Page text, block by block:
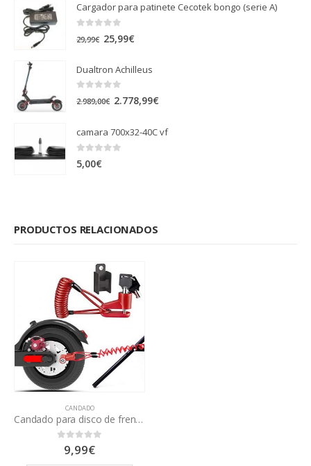
Cargador para patinete Cecotek bongo (serie A)
29,99€ El
original
era:
29,99€.
25,99€
actual
25,99€.
Dualtron Achilleus
out of 5
2.989,00€ El
original
era:
2.778,99€
actual
camara 700x32-40C vf
0 out of 5
5,00€
PRODUCTOS RELACIONADOS
CANDADO
Candado para disco de freno antirobo
out of 5
9,99€